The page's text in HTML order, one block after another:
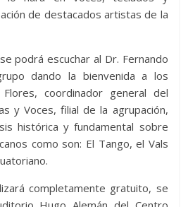
de destacados artistas de la
podrá escuchar al Dr. Fernando
dando la bienvenida a los
coordinador general del
y Voces, filial de la agrupación,
histórica y fundamental sobre
como son: El Tango, el Vals
completamente gratuito, se